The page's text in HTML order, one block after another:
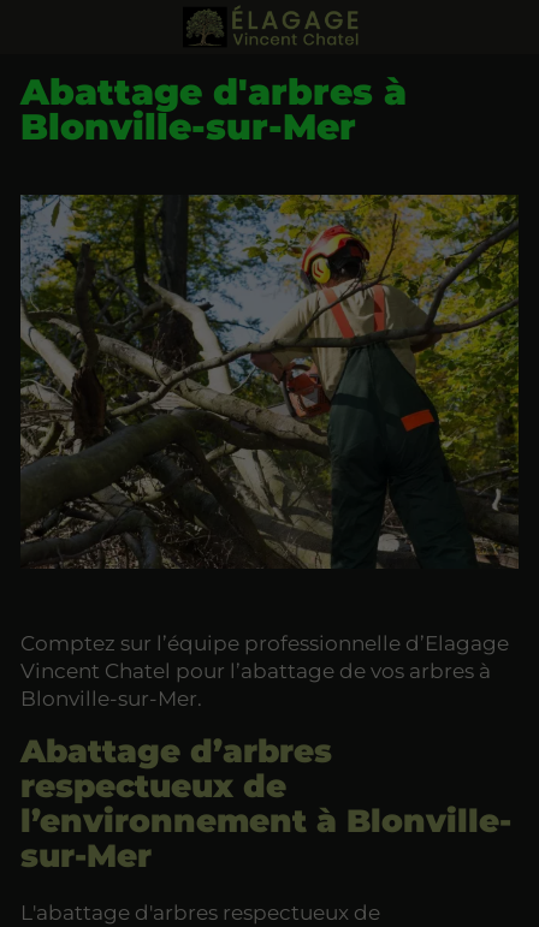
Abattage d'arbres à
Blonville-sur-Mer
Comptez sur l’équipe professionnelle d’Elagage
Vincent Chatel pour l’abattage de vos arbres à
Blonville-sur-Mer.
Abattage d’arbres
respectueux de
l’environnement à Blonville-
sur-Mer
L'abattage d'arbres respectueux de